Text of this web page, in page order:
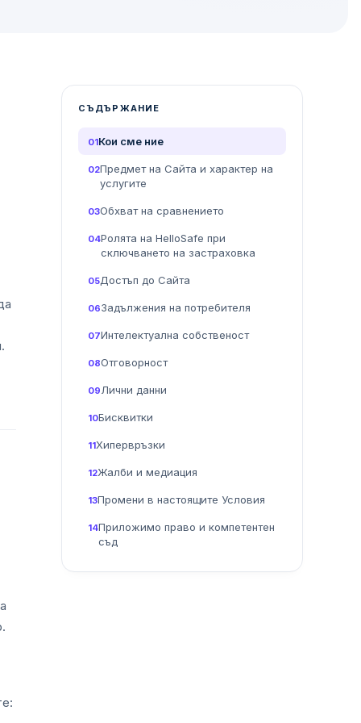
СЪДЪРЖАНИЕ
01Кои сме ние
02Предмет на Сайта и характер на
услугите
03Обхват на сравнението
04Ролята на HelloSafe при
сключването на застраховка
05Достъп до Сайта
06Задължения на потребителя
07Интелектуална собственост
08Отговорност
09 Лични данни
10Бисквитки
11Хипервръзки
12Жалби и медиация
13Промени в настоящите Условия
14Приложимо право и компетентен
съд